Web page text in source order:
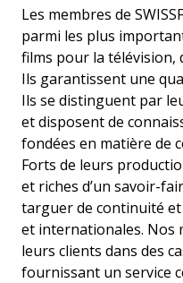
Les membres de
parmi les plus
films pour la télévision,
Ils garantissent une
Ils se distinguent par
et disposent de
fondées en matière de
Forts de leurs
et riches d’un savoir-
targuer de continuité
et internationales. Nos
leurs clients dans des
fournissant un service